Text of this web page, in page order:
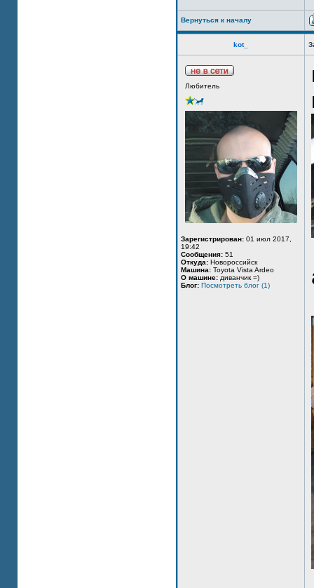
Вернуться к началу
kot_
Любитель
Зарегистрирован: 01 июл 2017,
19:42
Сообщения: 51
Откуда: Новороссийск
Машина: Toyota Vista Ardeo
О машине: диванчик =)
Блог: Посмотреть блог (1)